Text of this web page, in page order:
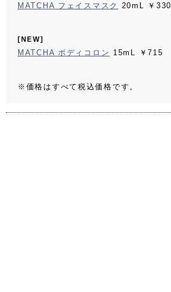
MATCHA フェイスマスク 20mL ￥330
[NEW]
MATCHA ボディコロン 15mL ￥715
※価格はすべて税込価格です。